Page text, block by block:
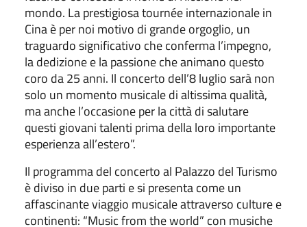
mondo. La prestigiosa tournée internazionale in
Cina è per noi motivo di grande orgoglio, un
traguardo significativo che conferma l’impegno,
la dedizione e la passione che animano questo
coro da 25 anni. Il concerto dell’8 luglio sarà non
solo un momento musicale di altissima qualità,
ma anche l’occasione per la città di salutare
questi giovani talenti prima della loro importante
esperienza all’estero”.
Il programma del concerto al Palazzo del Turismo
è diviso in due parti e si presenta come un
affascinante viaggio musicale attraverso culture e
continenti: “Music from the world” con musiche